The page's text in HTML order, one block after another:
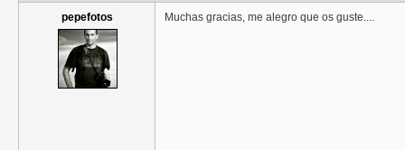
pepefotos Muchas gracias, me alegro que os guste....